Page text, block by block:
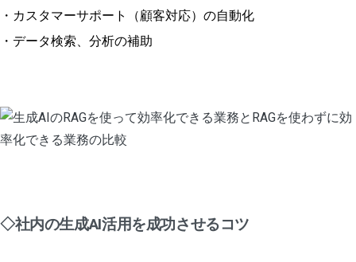
・カスタマーサポート（顧客対応）の自動化
・データ検索、分析の補助
◇社内の生成AI活用を成功させるコツ